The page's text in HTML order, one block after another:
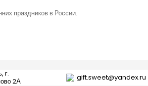
праздников в России.
г.
2А
gift.sweet@yandex.ru